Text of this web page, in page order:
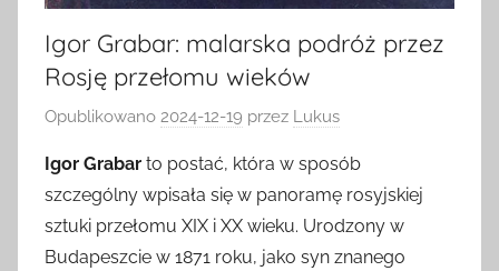
Igor Grabar: malarska podróż przez
Rosję przełomu wieków
Opublikowano 2024-12-19 przez Lukus
Igor Grabar to postać, która w sposób
szczególny wpisała się w panoramę rosyjskiej
sztuki przełomu XIX i XX wieku. Urodzony w
Budapeszcie w 1871 roku, jako syn znanego